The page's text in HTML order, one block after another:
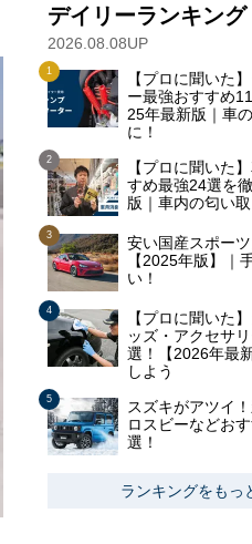
デイリーランキング
2026.08.08UP
【プロに聞いた
ー最強おすすめ
25年最新版｜車
に！
【プロに聞いた
すめ最強24選を
版｜車内の匂い取
安い国産スポー
【2025年版】｜
い！
【プロに聞いた
ッズ・アクセサ
選！【2026年最
しよう
スズキがアツイ
ロスビーなどお
選！
ランキングをもっ